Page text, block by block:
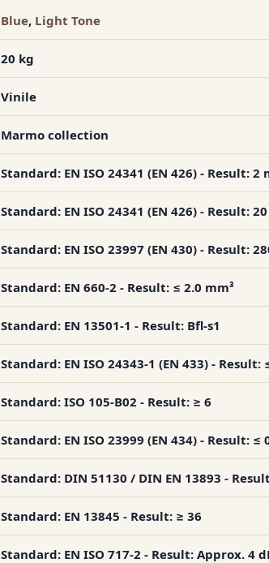
Blue, Light Tone
20 kg
Vinile
Marmo collection
Standard: EN ISO 24341 (EN 426) - Result: 2
Standard: EN ISO 24341 (EN 426) - Result:
Standard: EN ISO 23997 (EN 430) - Result:
Standard: EN 660-2 - Result: ≤ 2.0 mm³
Standard: EN 13501-1 - Result: Bfl-s1
Standard: EN ISO 24343-1 (EN 433) - Result:
Standard: ISO 105-B02 - Result: ≥ 6
Standard: EN ISO 23999 (EN 434) - Result: ≤
Standard: DIN 51130 / DIN EN 13893 -
Standard: EN 13845 - Result: ≥ 36
Standard: EN ISO 717-2 - Result: Approx. 4